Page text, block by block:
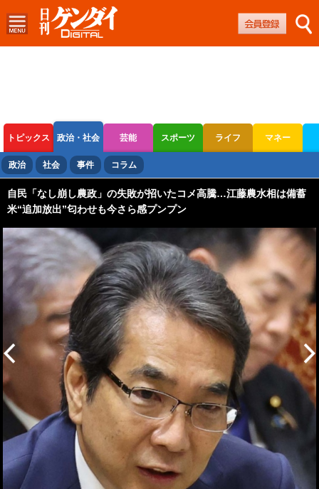
トピックス 政治・社会 芸能 スポーツ ライフ マネー
ボートレース 競輪 オートレース
政治 社会 事件 コラム
自民「なし崩し農政」の失敗が招いたコメ高騰…江藤農水相は備蓄
米“追加放出”匂わせも今さら感プンプン